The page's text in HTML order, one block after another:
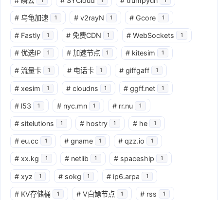
# 乌龟加速 1 # v2rayN 1 # Gcore 1
# Fastly 1 # 免费CDN 1 # WebSockets 1
# 优选IP 1 # 加速节点 1 # kitesim 1
# 流量卡 1 # 电话卡 1 # giffgaff 1
# xesim 1 # cloudns 1 # ggff.net 1
# l53 1 # nyc.mn 1 # rr.nu 1
# sitelutions 1 # hostry 1 # he 1
# eu.cc 1 # gname 1 # qzz.io 1
# xx.kg 1 # netlib 1 # spaceship 1
# xyz 1 # sokg 1 # ip6.arpa 1
# KV存储桶 1 # V白嫖节点 1 # rss 1